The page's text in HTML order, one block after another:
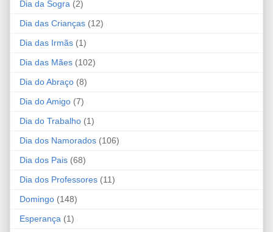
Dia da Sogra (2)
Dia das Crianças (12)
Dia das Irmãs (1)
Dia das Mães (102)
Dia do Abraço (8)
Dia do Amigo (7)
Dia do Trabalho (1)
Dia dos Namorados (106)
Dia dos Pais (68)
Dia dos Professores (11)
Domingo (148)
Esperança (1)